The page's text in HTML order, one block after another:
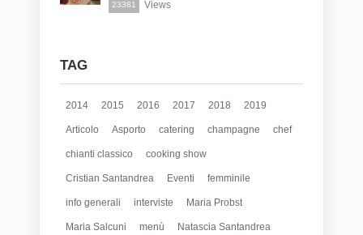
23381 Views
TAG
2014 2015 2016 2017 2018 2019
Articolo Asporto catering champagne chef
chianti classico cooking show
Cristian Santandrea Eventi femminile
info generali interviste Maria Probst
Maria Salcuni menù Natascia Santandrea